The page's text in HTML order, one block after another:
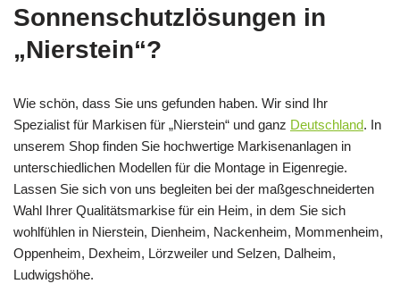
Sonnenschutzlösungen in
„Nierstein“?
Wie schön, dass Sie uns gefunden haben. Wir sind Ihr
Spezialist für Markisen für „Nierstein“ und ganz Deutschland. In
unserem Shop finden Sie hochwertige Markisenanlagen in
unterschiedlichen Modellen für die Montage in Eigenregie.
Lassen Sie sich von uns begleiten bei der maßgeschneiderten
Wahl Ihrer Qualitätsmarkise für ein Heim, in dem Sie sich
wohlfühlen in Nierstein, Dienheim, Nackenheim, Mommenheim,
Oppenheim, Dexheim, Lörzweiler und Selzen, Dalheim,
Ludwigshöhe.